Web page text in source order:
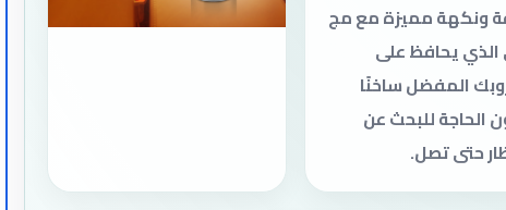
ونكهة مميزة مع مج
الذي يحافظ على
المفضل ساخنًا
الحاجة للبحث عن
حتى تصل.